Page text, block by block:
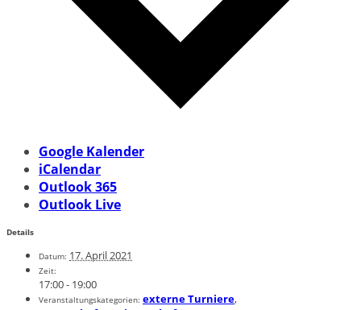
Google Kalender
iCalendar
Outlook 365
Outlook Live
Details
Datum: 17. April 2021
Zeit:
17:00 - 19:00
Veranstaltungskategorien: externe Turniere,